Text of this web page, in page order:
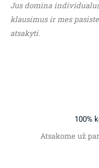
Jus domina
klausimus ir mes
atsakyti.
100%
Atsakome už